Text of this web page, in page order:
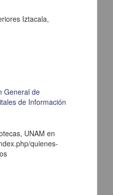
introducción pene-ano en
Iztacala,
General de
de Información
UNAM en
quienes-